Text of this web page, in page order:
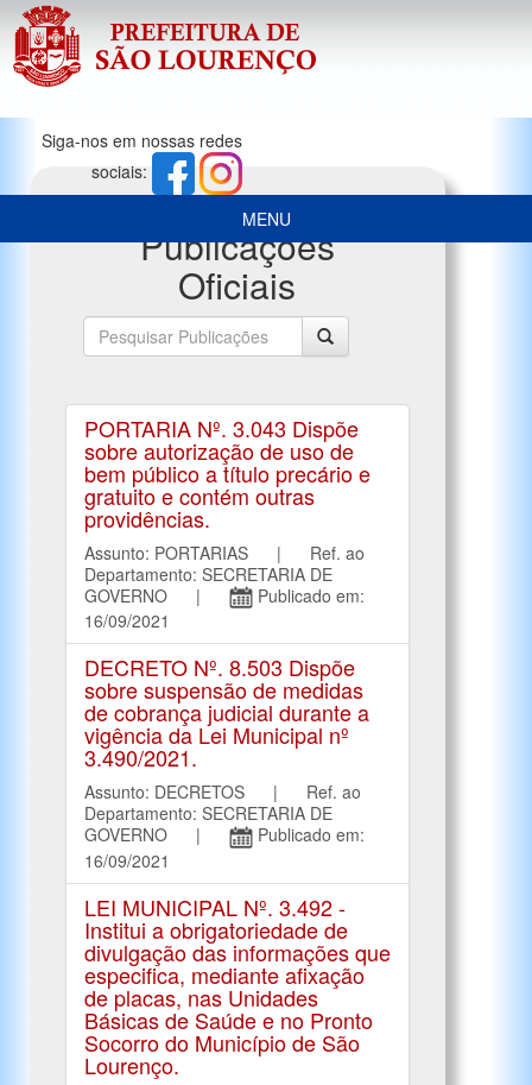
Siga-nos em nossas redes
sociais:
MENU
Publicações
Oficiais
PORTARIA Nº. 3.043 Dispõe
sobre autorização de uso de
bem público a título precário e
gratuito e contém outras
providências.
Assunto: PORTARIAS | Ref. ao
Departamento: SECRETARIA DE
GOVERNO |
Publicado em:
16/09/2021
DECRETO Nº. 8.503 Dispõe
sobre suspensão de medidas
de cobrança judicial durante a
vigência da Lei Municipal nº
3.490/2021.
Assunto: DECRETOS | Ref. ao
Departamento: SECRETARIA DE
GOVERNO |
Publicado em:
16/09/2021
LEI MUNICIPAL Nº. 3.492 -
Institui a obrigatoriedade de
divulgação das informações que
especifica, mediante afixação
de placas, nas Unidades
Básicas de Saúde e no Pronto
Socorro do Município de São
Lourenço.